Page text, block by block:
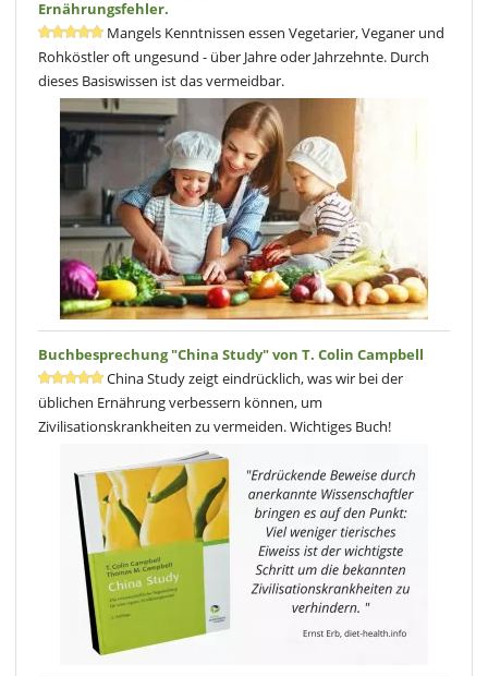
Ernährungsfehler.
Mangels Kenntnissen essen Vegetarier, Veganer und
Rohköstler oft ungesund - über Jahre oder Jahrzehnte. Durch
dieses Basiswissen ist das vermeidbar.
Buchbesprechung "China Study" von T. Colin Campbell
China Study zeigt eindrücklich, was wir bei der
üblichen Ernährung verbessern können, um
Zivilisationskrankheiten zu vermeiden. Wichtiges Buch!